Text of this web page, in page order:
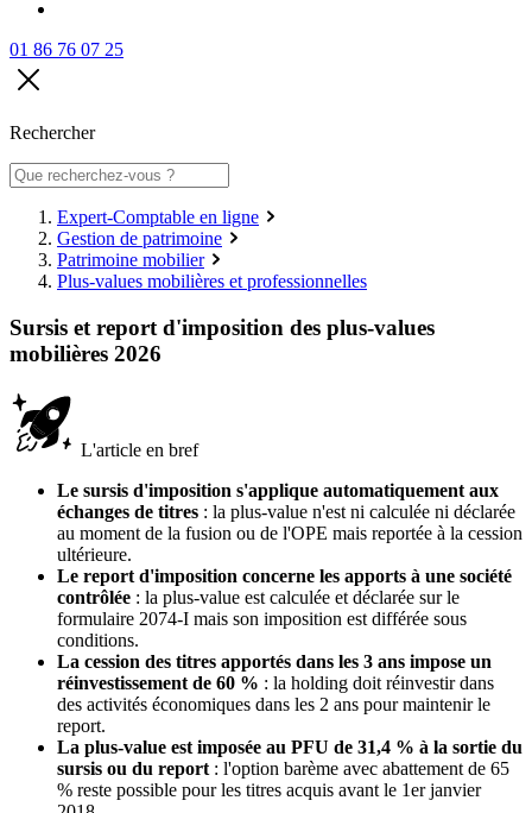
01 86 76 07 25
Rechercher
Expert-Comptable en ligne
Gestion de patrimoine
Patrimoine mobilier
Plus-values mobilières et professionnelles
Sursis et report d'imposition des plus-values
mobilières 2026
L'article en bref
Le sursis d'imposition s'applique automatiquement aux
échanges de titres : la plus-value n'est ni calculée ni déclarée
au moment de la fusion ou de l'OPE mais reportée à la cession
ultérieure.
Le report d'imposition concerne les apports à une société
contrôlée : la plus-value est calculée et déclarée sur le
formulaire 2074-I mais son imposition est différée sous
conditions.
La cession des titres apportés dans les 3 ans impose un
réinvestissement de 60 % : la holding doit réinvestir dans
des activités économiques dans les 2 ans pour maintenir le
report.
La plus-value est imposée au PFU de 31,4 % à la sortie du
sursis ou du report : l'option barème avec abattement de 65
% reste possible pour les titres acquis avant le 1er janvier